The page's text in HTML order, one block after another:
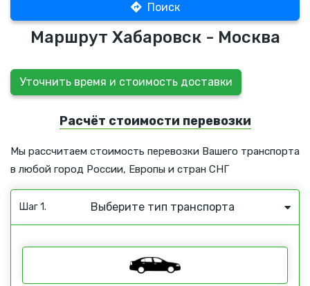
Поиск
Маршрут Хабаровск - Москва
Уточнить время и стоимость доставки
Расчёт стоимости перевозки
Мы рассчитаем стоимость перевозки Вашего транспорта
в любой город России, Европы и стран СНГ
Шаг 1. Выберите тип транспорта